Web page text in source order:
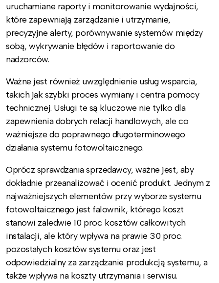
uruchamiane raporty i monitorowanie wydajności,
które zapewniają zarządzanie i utrzymanie,
precyzyjne alerty, porównywanie systemów między
sobą, wykrywanie błędów i raportowanie do
nadzorców.
Ważne jest również uwzględnienie usług wsparcia,
takich jak szybki proces wymiany i centra pomocy
technicznej. Usługi te są kluczowe nie tylko dla
zapewnienia dobrych relacji handlowych, ale co
ważniejsze do poprawnego długoterminowego
działania systemu fotowoltaicznego.
Oprócz sprawdzania sprzedawcy, ważne jest, aby
dokładnie przeanalizować i ocenić produkt. Jednym z
najważniejszych elementów przy wyborze systemu
fotowoltaicznego jest falownik, którego koszt
stanowi zaledwie 10 proc. kosztów całkowitych
instalacji, ale który wpływa na prawie 30 proc.
pozostałych kosztów systemu oraz jest
odpowiedzialny za zarządzanie produkcją systemu, a
także wpływa na koszty utrzymania i serwisu.